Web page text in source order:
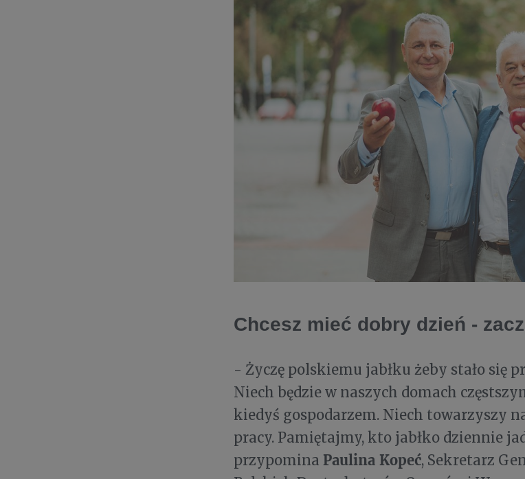
Chcesz mieć dobry dzień -
- Życzę polskiemu jabłku żeby stało się
Niech będzie w naszych domach
kiedyś gospodarzem. Niech towarzyszy
pracy. Pamiętajmy, kto jabłko dziennie
przypomina Paulina Kopeć, Sekretarz